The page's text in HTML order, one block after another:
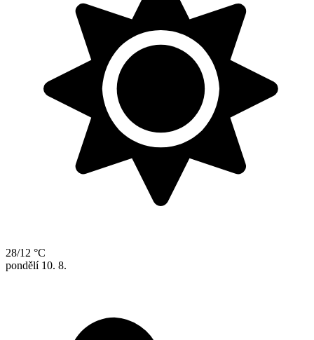
28/12 °C
pondělí 10. 8.